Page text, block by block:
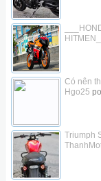
Có nên
Hgo25
Triumph